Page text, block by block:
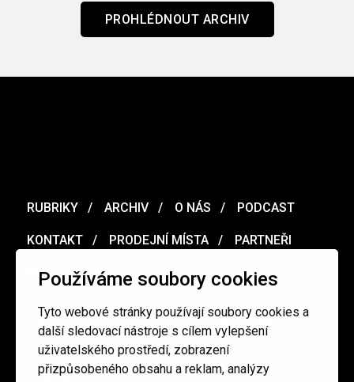
Používáme soubory cookies
Tyto webové stránky používají soubory cookies a
další sledovací nástroje s cílem vylepšení
uživatelského prostředí, zobrazení
přizpůsobeného obsahu a reklam, analýzy
PROHLÉDNOUT ARCHIV
RUBRIKY ARCHIV O NÁS PODCAST
KONTAKT PRODEJNÍ MÍSTA PARTNEŘI
MERCH VOUCHER
Ochrana osobních údajů / Obchodní podmínky
redakce@cinepur.cz